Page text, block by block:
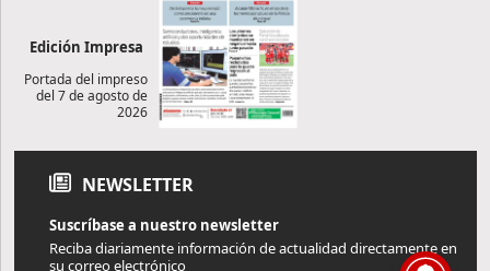
Edición Impresa
Portada del impreso
del 7 de agosto de
2026
NEWSLETTER
Suscríbase a nuestro newsletter
Reciba diariamente información de actualidad directamente en
su correo electrónico